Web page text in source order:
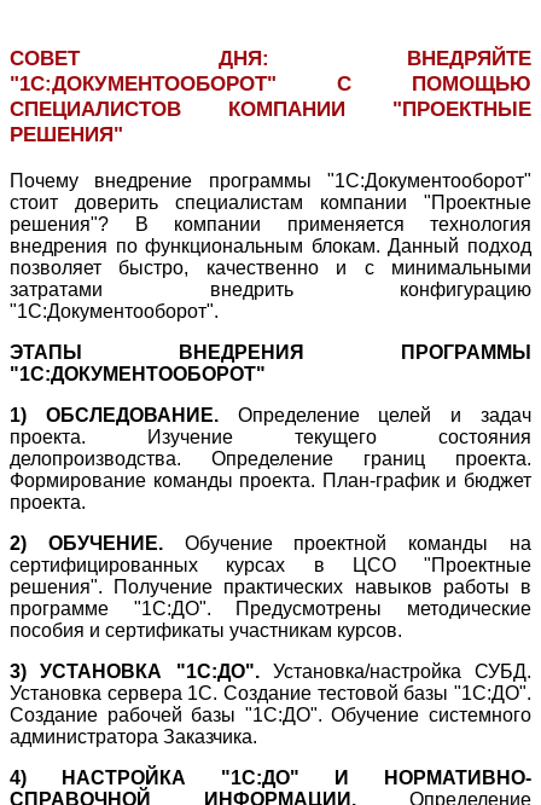
СОВЕТ ДНЯ: ВНЕДРЯЙТЕ
"1С:ДОКУМЕНТООБОРОТ" С ПОМОЩЬЮ
СПЕЦИАЛИСТОВ КОМПАНИИ "ПРОЕКТНЫЕ
РЕШЕНИЯ"
Почему внедрение программы "1С:Документооборот"
стоит доверить специалистам компании "Проектные
решения"? В компании применяется технология
внедрения по функциональным блокам. Данный подход
позволяет быстро, качественно и с минимальными
затратами внедрить конфигурацию
"1С:Документооборот".
ЭТАПЫ ВНЕДРЕНИЯ ПРОГРАММЫ
"1С:ДОКУМЕНТООБОРОТ"
1) ОБСЛЕДОВАНИЕ. Определение целей и задач
проекта. Изучение текущего состояния
делопроизводства. Определение границ проекта.
Формирование команды проекта. План-график и бюджет
проекта.
2) ОБУЧЕНИЕ. Обучение проектной команды на
сертифицированных курсах в ЦСО "Проектные
решения". Получение практических навыков работы в
программе "1С:ДО". Предусмотрены методические
пособия и сертификаты участникам курсов.
3) УСТАНОВКА "1С:ДО". Установка/настройка СУБД.
Установка сервера 1С. Создание тестовой базы "1С:ДО".
Создание рабочей базы "1С:ДО". Обучение системного
администратора Заказчика.
4) НАСТРОЙКА "1С:ДО" И НОРМАТИВНО-
СПРАВОЧНОЙ ИНФОРМАЦИИ. Определение